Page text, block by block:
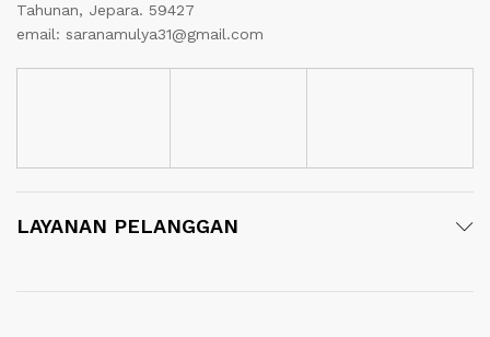
Tahunan, Jepara. 59427
email: saranamulya31@gmail.com
LAYANAN PELANGGAN